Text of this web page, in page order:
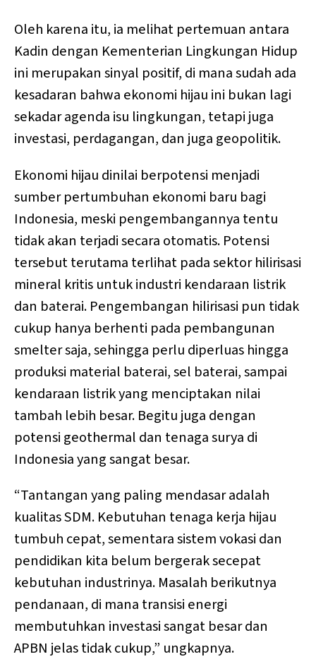
Oleh karena itu, ia melihat pertemuan antara
Kadin dengan Kementerian Lingkungan Hidup
ini merupakan sinyal positif, di mana sudah ada
kesadaran bahwa ekonomi hijau ini bukan lagi
sekadar agenda isu lingkungan, tetapi juga
investasi, perdagangan, dan juga geopolitik.
Ekonomi hijau dinilai berpotensi menjadi
sumber pertumbuhan ekonomi baru bagi
Indonesia, meski pengembangannya tentu
tidak akan terjadi secara otomatis. Potensi
tersebut terutama terlihat pada sektor hilirisasi
mineral kritis untuk industri kendaraan listrik
dan baterai. Pengembangan hilirisasi pun tidak
cukup hanya berhenti pada pembangunan
smelter saja, sehingga perlu diperluas hingga
produksi material baterai, sel baterai, sampai
kendaraan listrik yang menciptakan nilai
tambah lebih besar. Begitu juga dengan
potensi geothermal dan tenaga surya di
Indonesia yang sangat besar.
“Tantangan yang paling mendasar adalah
kualitas SDM. Kebutuhan tenaga kerja hijau
tumbuh cepat, sementara sistem vokasi dan
pendidikan kita belum bergerak secepat
kebutuhan industrinya. Masalah berikutnya
pendanaan, di mana transisi energi
membutuhkan investasi sangat besar dan
APBN jelas tidak cukup,” ungkapnya.